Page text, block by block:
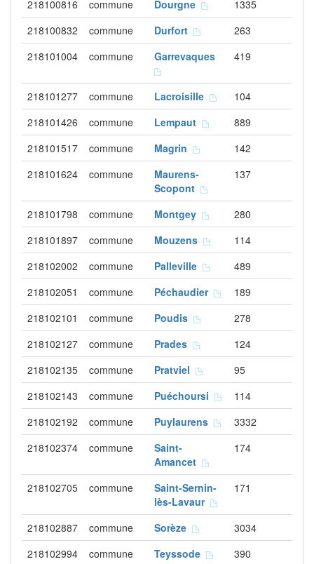
218100816
commune Dourgne
1335
218100832
commune Durfort
263
218101004
commune Garrevaques 419
218101277 commune Lacroisille
104
218101426
commune Lempaut
889
218101517
commune Magrin
142
218101624
commune
Maurens-
Scopont
137
218101798 commune Montgey
280
218101897
commune Mouzens
114
218102002
commune Palleville
489
218102051
commune Péchaudier
189
218102101
commune Poudis
278
218102127
commune Prades
124
218102135
commune Pratviel
95
218102143
commune Puéchoursi
114
218102192
commune Puylaurens
3332
218102374
commune
Saint-
Amancet
174
218102705 commune
Saint-Sernin-
lès-Lavaur
171
218102887 commune Sorèze
3034
218102994
commune Teyssode 390